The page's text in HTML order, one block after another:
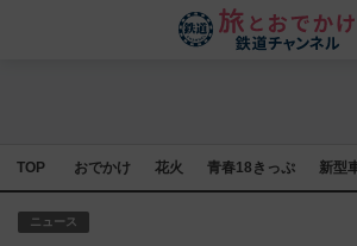
TOP おでかけ 花火 青春18きっぷ 新型
ニュース